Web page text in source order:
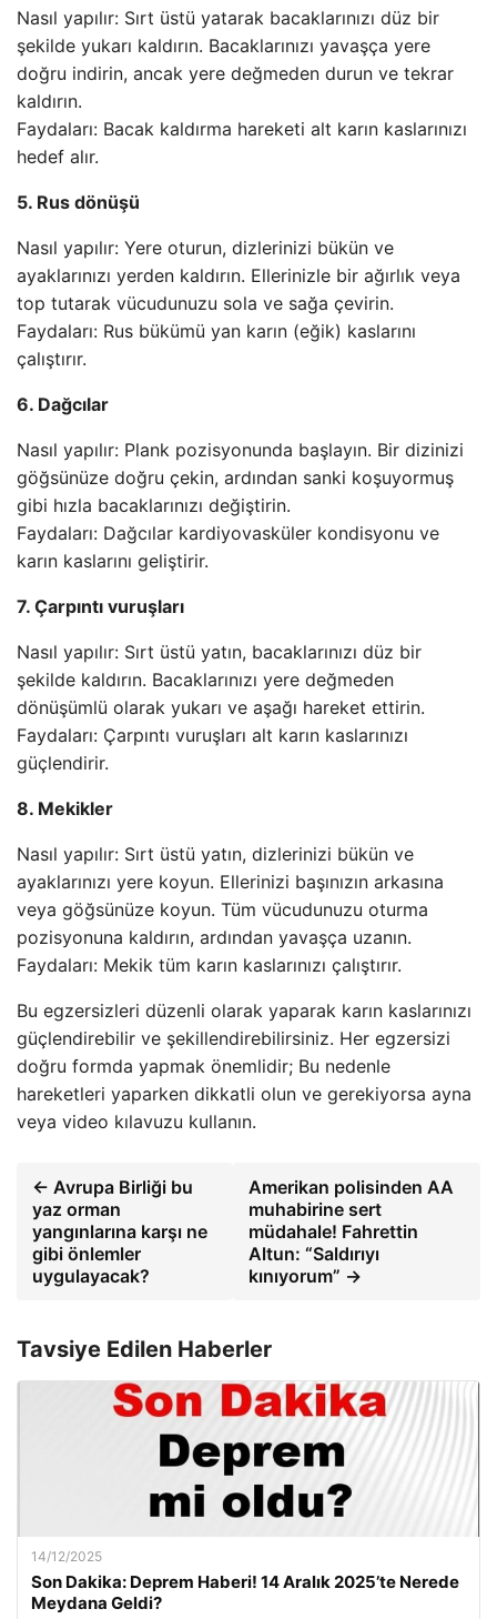
Nasıl yapılır: Sırt üstü yatarak bacaklarınızı düz bir
şekilde yukarı kaldırın. Bacaklarınızı yavaşça yere
doğru indirin, ancak yere değmeden durun ve tekrar
kaldırın.
Faydaları: Bacak kaldırma hareketi alt karın kaslarınızı
hedef alır.
5. Rus dönüşü
Nasıl yapılır: Yere oturun, dizlerinizi bükün ve
ayaklarınızı yerden kaldırın. Ellerinizle bir ağırlık veya
top tutarak vücudunuzu sola ve sağa çevirin.
Faydaları: Rus bükümü yan karın (eğik) kaslarını
çalıştırır.
6. Dağcılar
Nasıl yapılır: Plank pozisyonunda başlayın. Bir dizinizi
göğsünüze doğru çekin, ardından sanki koşuyormuş
gibi hızla bacaklarınızı değiştirin.
Faydaları: Dağcılar kardiyovasküler kondisyonu ve
karın kaslarını geliştirir.
7. Çarpıntı vuruşları
Nasıl yapılır: Sırt üstü yatın, bacaklarınızı düz bir
şekilde kaldırın. Bacaklarınızı yere değmeden
dönüşümlü olarak yukarı ve aşağı hareket ettirin.
Faydaları: Çarpıntı vuruşları alt karın kaslarınızı
güçlendirir.
8. Mekikler
Nasıl yapılır: Sırt üstü yatın, dizlerinizi bükün ve
ayaklarınızı yere koyun. Ellerinizi başınızın arkasına
veya göğsünüze koyun. Tüm vücudunuzu oturma
pozisyonuna kaldırın, ardından yavaşça uzanın.
Faydaları: Mekik tüm karın kaslarınızı çalıştırır.
Bu egzersizleri düzenli olarak yaparak karın kaslarınızı
güçlendirebilir ve şekillendirebilirsiniz. Her egzersizi
doğru formda yapmak önemlidir; Bu nedenle
hareketleri yaparken dikkatli olun ve gerekiyorsa ayna
veya video kılavuzu kullanın.
← Avrupa Birliği bu
yaz orman
yangınlarına karşı ne
gibi önlemler
uygulayacak?
Amerikan polisinden AA
muhabirine sert
müdahale! Fahrettin
Altun: “Saldırıyı
kınıyorum” →
Tavsiye Edilen Haberler
14/12/2025
Son Dakika: Deprem Haberi! 14 Aralık 2025’te Nerede
Meydana Geldi?